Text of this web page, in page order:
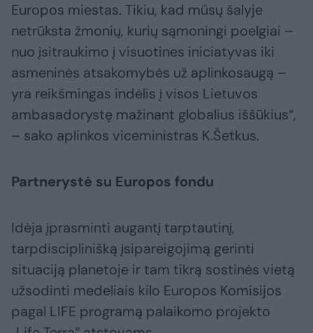
Europos miestas. Tikiu, kad mūsų šalyje
netrūksta žmonių, kurių sąmoningi poelgiai –
nuo įsitraukimo į visuotines iniciatyvas iki
asmeninės atsakomybės už aplinkosaugą –
yra reikšmingas indėlis į visos Lietuvos
ambasadorystę mažinant globalius iššūkius“,
– sako aplinkos viceministras K.Šetkus.
Partnerystė su Europos fondu
Idėja įprasminti augantį tarptautinį,
tarpdisciplinišką įsipareigojimą gerinti
situaciją planetoje ir tam tikrą sostinės vietą
užsodinti medeliais kilo Europos Komisijos
pagal LIFE programą palaikomo projekto